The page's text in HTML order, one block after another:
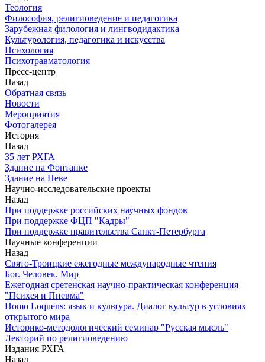
Теология
Философия, религиоведение и педагогика
Зарубежная филология и лингводидактика
Культурология, педагогика и искусства
Психология
Психотравматология
Пресс-центр
Назад
Обратная связь
Новости
Мероприятия
Фотогалерея
История
Назад
З5 лет РХГА
Здание на Фонтанке
Здание на Неве
Научно-исследовательские проекты
Назад
При поддержке российских научных фондов
При поддержке ФЦП "Кадры"
При поддержке правительства Санкт-Петербурга
Научные конференции
Назад
Свято-Троицкие ежегодные международные чтения
Бог. Человек. Мир
Ежегодная сретенская научно-практическая конференция
"Психея и Пневма"
Homo Loquens: язык и культура. Диалог культур в условиях
открытого мира
Историко-методологический семинар "Русская мысль"
Лекторий по религиоведению
Издания РХГА
Назад